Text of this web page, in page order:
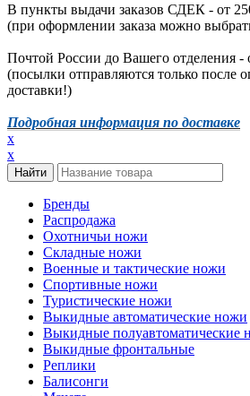
В пункты выдачи заказов СДЕК - от
(при оформлении заказа можно
Почтой России до Вашего отделения -
(посылки отправляются только после
доставки!)
Подробная информация по доставке
x
x
Бренды
Распродажа
Охотничьи ножи
Складные ножи
Военные и тактические ножи
Спортивные ножи
Туристические ножи
Выкидные автоматические ножи
Выкидные полуавтоматические
Выкидные фронтальные
Реплики
Балисонги